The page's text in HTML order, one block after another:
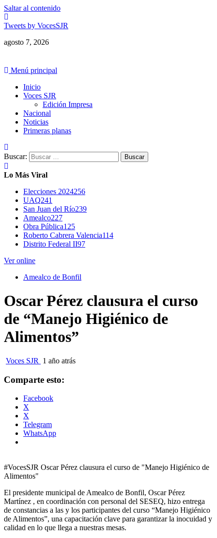
Saltar al contenido
Tweets by VocesSJR
agosto 7, 2026
Menú principal
Inicio
Voces SJR
Edición Impresa
Nacional
Noticias
Primeras planas
Buscar:
Lo Más Viral
Elecciones 2024256
UAQ241
San Juan del Río239
Amealco227
Obra Pública125
Roberto Cabrera Valencia114
Distrito Federal II97
Ver online
Amealco de Bonfil
Oscar Pérez clausura el curso
de “Manejo Higiénico de
Alimentos”
Voces SJR 1 año atrás
Comparte esto:
Facebook
X
X
Telegram
WhatsApp
#VocesSJR Oscar Pérez clausura el curso de "Manejo Higiénico de
Alimentos"
El presidente municipal de Amealco de Bonfil, Oscar Pérez
Martínez , en coordinación con personal del SESEQ, hizo entrega
de constancias a las y los participantes del curso “Manejo Higiénico
de Alimentos”, una capacitación clave para garantizar la inocuidad y
calidad en lo que llega a nuestras mesas.